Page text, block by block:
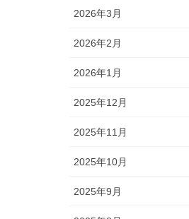
2026年3月
2026年2月
2026年1月
2025年12月
2025年11月
2025年10月
2025年9月